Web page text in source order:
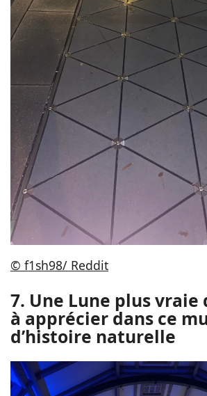
© f1sh98/ Reddit
7. Une Lune plus
à apprécier dans ce
d’histoire naturelle